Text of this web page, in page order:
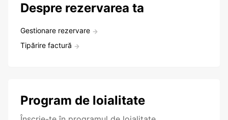
Despre rezervarea ta
Gestionare rezervare
Tipărire factură
Program de loialitate